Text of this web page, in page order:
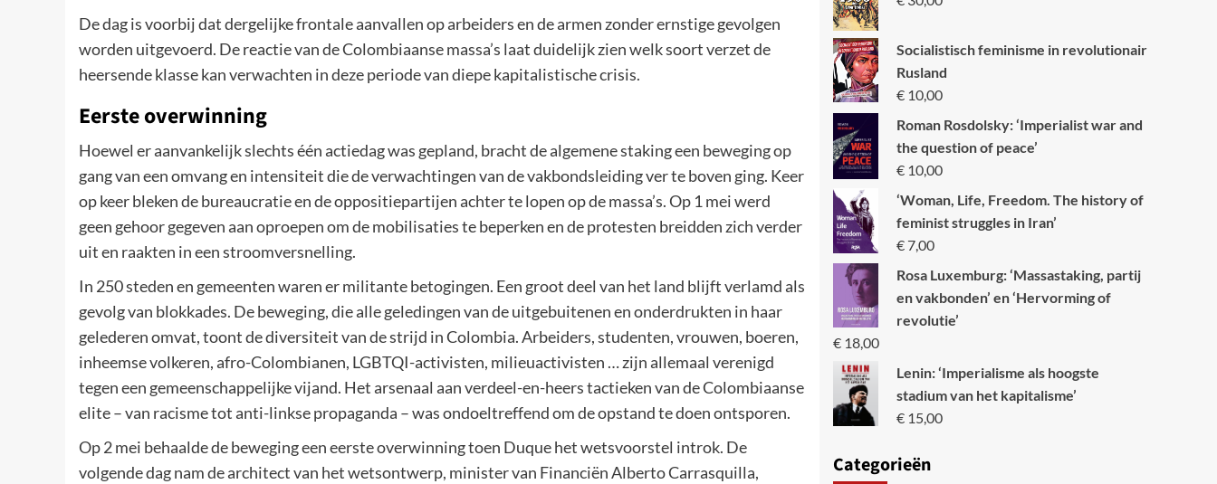
De dag is voorbij dat dergelijke frontale aanvallen op arbeiders en de armen zonder ernstige gevolgen
worden uitgevoerd. De reactie van de Colombiaanse massa’s laat duidelijk zien welk soort verzet de
heersende klasse kan verwachten in deze periode van diepe kapitalistische crisis.
Eerste overwinning
Hoewel er aanvankelijk slechts één actiedag was gepland, bracht de algemene staking een beweging op
gang van een omvang en intensiteit die de verwachtingen van de vakbondsleiding ver te boven ging. Keer
op keer bleken de bureaucratie en de oppositiepartijen achter te lopen op de massa’s. Op 1 mei werd
geen gehoor gegeven aan oproepen om de mobilisaties te beperken en de protesten breidden zich verder
uit en raakten in een stroomversnelling.
In 250 steden en gemeenten waren er militante betogingen. Een groot deel van het land blijft verlamd als
gevolg van blokkades. De beweging, die alle geledingen van de uitgebuitenen en onderdrukten in haar
gelederen omvat, toont de diversiteit van de strijd in Colombia. Arbeiders, studenten, vrouwen, boeren,
inheemse volkeren, afro-Colombianen, LGBTQI-activisten, milieuactivisten … zijn allemaal verenigd
tegen een gemeenschappelijke vijand. Het arsenaal aan verdeel-en-heers tactieken van de Colombiaanse
elite – van racisme tot anti-linkse propaganda – was ondoeltreffend om de opstand te doen ontsporen.
Op 2 mei behaalde de beweging een eerste overwinning toen Duque het wetsvoorstel introk. De
volgende dag nam de architect van het wetsontwerp, minister van Financiën Alberto Carrasquilla,
Socialistisch feminisme in revolutionair
Rusland
€10,00
Roman Rosdolsky: ‘Imperialist war and
the question of peace’
€10,00
‘Woman, Life, Freedom. The history of
feminist struggles in Iran’
€7,00
Rosa Luxemburg: ‘Massastaking, partij
en vakbonden’ en ‘Hervorming of
revolutie’
€18,00
Lenin: ‘Imperialisme als hoogste
stadium van het kapitalisme’
€15,00
Categorieën